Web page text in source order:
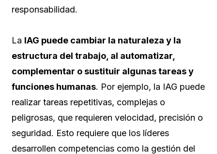
responsabilidad.
La IAG puede cambiar la naturaleza y la
estructura del trabajo, al automatizar,
complementar o sustituir algunas tareas y
funciones humanas. Por ejemplo, la IAG puede
realizar tareas repetitivas, complejas o
peligrosas, que requieren velocidad, precisión o
seguridad. Esto requiere que los líderes
desarrollen competencias como la gestión del